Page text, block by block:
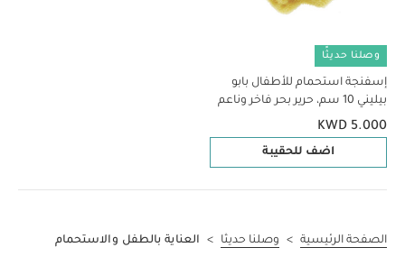
وصلنا حديثًا
إسفنجة استحمام للأطفال بابو
بيليني 10 سم، حرير بحر فاخر وناعم
KWD 5.000
اضف للحقيبة
الصفحة الرئيسية > وصلنا حديثا > العناية بالطفل والاستحمام